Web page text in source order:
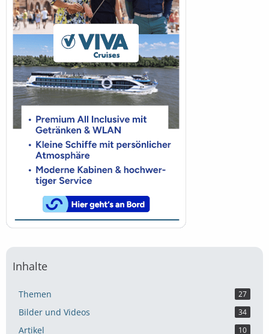
Inhalte
Themen 27
Bilder und Videos 34
Artikel 10